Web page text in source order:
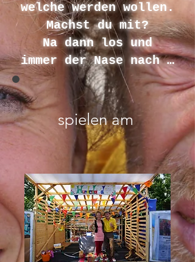
welche werden wollen.
Machst du mit?
Na dann los und
immer der Nase nach …
spielen am